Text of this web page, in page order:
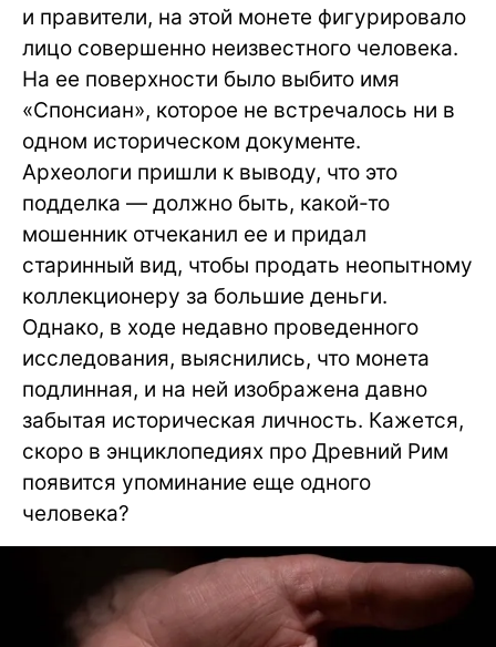
и правители, на этой монете фигурировало
лицо совершенно неизвестного человека.
На ее поверхности было выбито имя
«Спонсиан», которое не встречалось ни в
одном историческом документе.
Археологи пришли к выводу, что это
подделка — должно быть, какой-то
мошенник отчеканил ее и придал
старинный вид, чтобы продать неопытному
коллекционеру за большие деньги.
Однако, в ходе недавно проведенного
исследования, выяснились, что монета
подлинная, и на ней изображена давно
забытая историческая личность. Кажется,
скоро в энциклопедиях про Древний Рим
появится упоминание еще одного
человека?